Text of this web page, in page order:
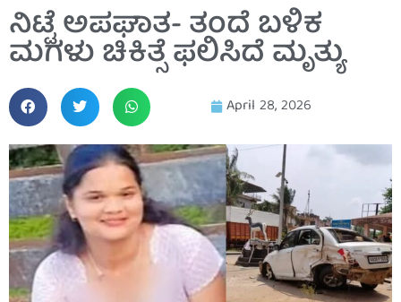
ನಿಟ್ಟೆ ಅಪಘಾತ- ತಂದೆ ಬಳಿಕ
ಮಗಳು ಚಿಕಿತ್ಸೆ ಫಲಿಸಿದೆ ಮೃತ್ಯು
April 28, 2026